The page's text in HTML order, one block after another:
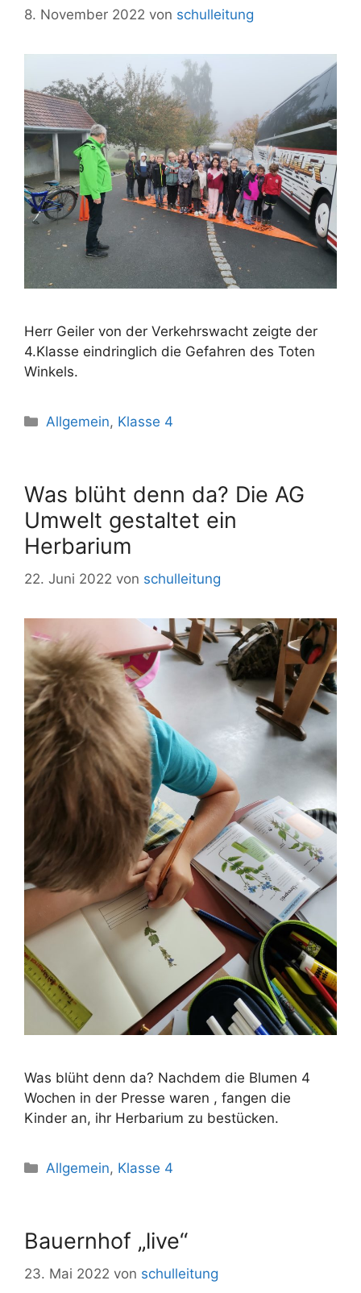
8. November 2022 von schulleitung
Herr Geiler von der Verkehrswacht zeigte der
4.Klasse eindringlich die Gefahren des Toten
Winkels.
Allgemein, Klasse 4
Was blüht denn da? Die AG
Umwelt gestaltet ein
Herbarium
22. Juni 2022 von schulleitung
Was blüht denn da? Nachdem die Blumen 4
Wochen in der Presse waren , fangen die
Kinder an, ihr Herbarium zu bestücken.
Allgemein, Klasse 4
Bauernhof „live“
23. Mai 2022 von schulleitung